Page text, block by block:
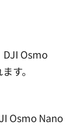
Osmo
す。
Osmo Nano